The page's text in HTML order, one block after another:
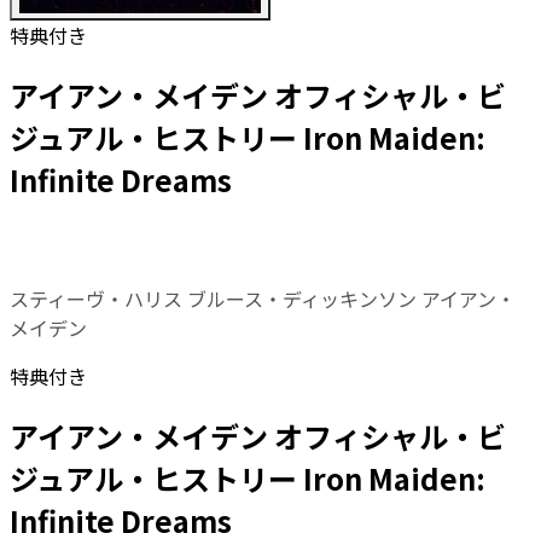
特典付き
アイアン・メイデン オフィシャル・ビ
ジュアル・ヒストリー Iron Maiden:
Infinite Dreams
スティーヴ・ハリス ブルース・ディッキンソン アイアン・
メイデン
特典付き
アイアン・メイデン オフィシャル・ビ
ジュアル・ヒストリー Iron Maiden:
Infinite Dreams